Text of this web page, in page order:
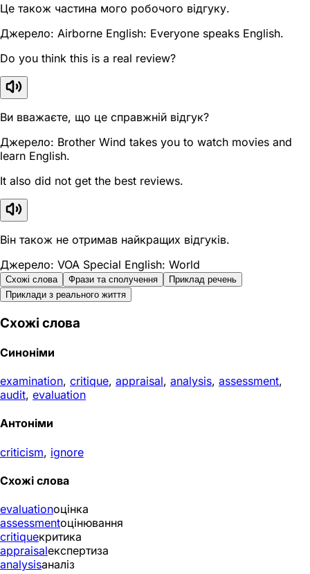
Це також частина мого робочого відгуку.
Джерело: Airborne English: Everyone speaks English.
Do you think this is a real review?
Ви вважаєте, що це справжній відгук?
Джерело: Brother Wind takes you to watch movies and
learn English.
It also did not get the best reviews.
Він також не отримав найкращих відгуків.
Джерело: VOA Special English: World
Схожі слова Фрази та сполучення
Приклад речень
Приклади з реального життя
Схожі слова
Синоніми
examination, critique, appraisal, analysis, assessment,
audit, evaluation
Антоніми
criticism, ignore
Схожі слова
evaluationоцінка
assessmentоцінювання
critiqueкритика
appraisalекспертиза
analysisаналіз